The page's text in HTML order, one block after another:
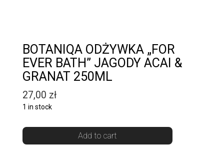
BOTANIQA ODŻYWKA „FOR
EVER BATH” JAGODY ACAI &
GRANAT 250ML
27,00 zł
1 in stock
Add to cart